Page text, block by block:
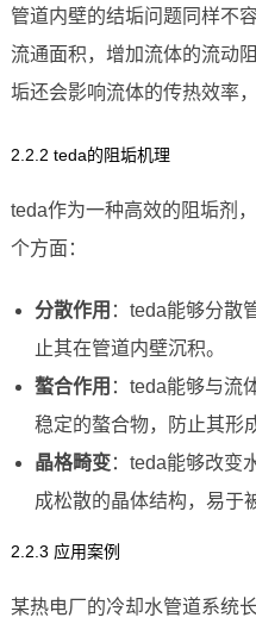
管道内壁的结垢问题同样不
流通面积，增加流体的流动
垢还会影响流体的传热效率
2.2.2 teda的阻垢机理
teda作为一种高效的阻垢剂
个方面：
分散作用 ：teda能够分散
止其在管道内壁沉积。
螯合作用 ：teda能够与流
稳定的螯合物，防止其形
晶格畸变：teda能够改变
成松散的晶体结构，易于
2.2.3 应用案例
某热电厂的冷却水管道系统